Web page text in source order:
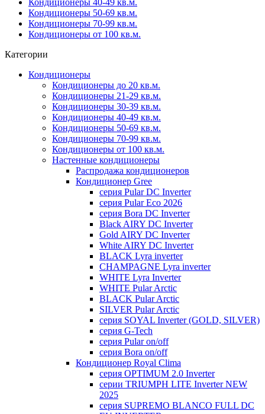
Кондиционеры 50-69 кв.м.
Кондиционеры 70-99 кв.м.
Кондиционеры от 100 кв.м.
Категории
Кондиционеры
Кондиционеры до 20 кв.м.
Кондиционеры 21-29 кв.м.
Кондиционеры 30-39 кв.м.
Кондиционеры 40-49 кв.м.
Кондиционеры 50-69 кв.м.
Кондиционеры 70-99 кв.м.
Кондиционеры от 100 кв.м.
Настенные кондиционеры
Распродажа кондиционеров
Кондиционер Gree
серия Pular DC Inverter
серия Pular Eco 2026
серия Bora DC Inverter
Black AIRY DC Inverter
Gold AIRY DC Inverter
White AIRY DC Inverter
BLACK Lyra inverter
CHAMPAGNE Lyra inverter
WHITE Lyra Inverter
WHITE Pular Arctic
BLACK Pular Arctic
SILVER Pular Arctic
серия SOYAL Inverter (GOLD, SILVER)
серия G-Tech
серия Pular on/off
серия Bora on/off
Кондиционер Royal Clima
серия OPTIMUM 2.0 Inverter
серии TRIUMPH LITE Inverter NEW
2025
серия SUPREMO BLANCO FULL DC